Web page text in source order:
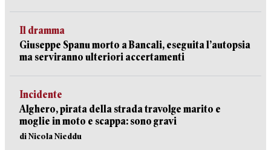
Il dramma
Giuseppe Spanu morto a Bancali, eseguita l’autopsia
ma serviranno ulteriori accertamenti
Incidente
Alghero, pirata della strada travolge marito e
moglie in moto e scappa: sono gravi
di Nicola Nieddu